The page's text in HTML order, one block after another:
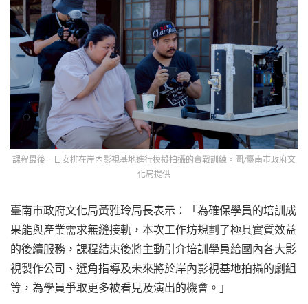
課程最後一日安排在岸內影視基地進行模擬拍攝的實戰訓練。圖/臺南市政府文
化局提供
臺南市政府文化局黃雅玲局長表示：「為確保學員的培訓成
果能與產業需求無縫接軌，本次工作坊規劃了極具實質效益
的後續服務，課程結束後將主動引介培訓學員給國內各大影
視製作公司、選角指導及未來將於岸內影視基地拍攝的劇組
等，為學員爭取更多被看見及演出的機會。」